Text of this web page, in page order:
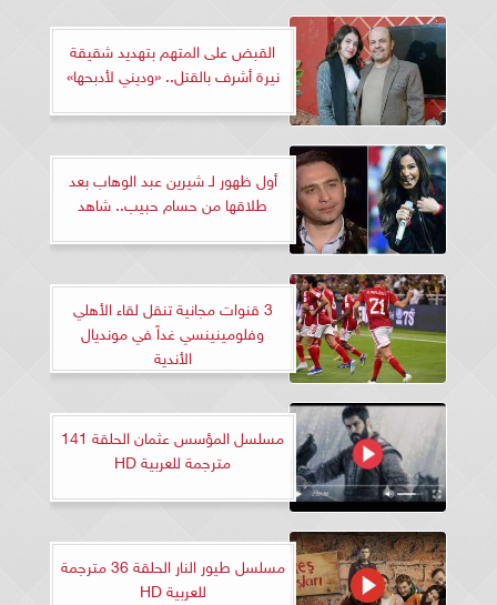
القبض على المتهم بتهديد شقيقة
نيرة أشرف بالقتل.. «وديني لأدبحها»
أول ظهور لـ شيرين عبد الوهاب بعد
طلاقها من حسام حبيب.. شاهد
3 قنوات مجانية تنقل لقاء الأهلي
وفلومينينسي غداً في مونديال
الأندية
مسلسل المؤسس عثمان الحلقة 141
مترجمة للعربية HD
مسلسل طيور النار الحلقة 36 مترجمة
للعربية HD